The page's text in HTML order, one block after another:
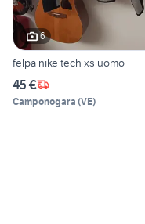
6
felpa nike tech xs uomo
45 €
Camponogara (VE)